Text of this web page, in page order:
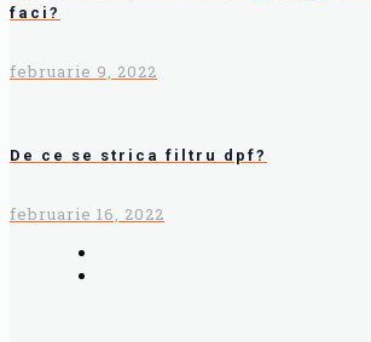
faci?
februarie 9, 2022
De ce se strica filtru dpf?
februarie 16, 2022